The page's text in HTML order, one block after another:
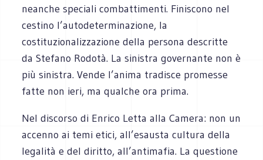
neanche speciali combattimenti. Finiscono nel
cestino l’autodeterminazione, la
costituzionalizzazione della persona descritte
da Stefano Rodotà. La sinistra governante non è
più sinistra. Vende l’anima tradisce promesse
fatte non ieri, ma qualche ora prima.
Nel discorso di Enrico Letta alla Camera: non un
accenno ai temi etici, all’esausta cultura della
legalità e del diritto, all’antimafia. La questione